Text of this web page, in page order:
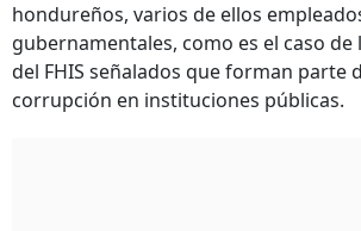
hondureños, varios de ellos
gubernamentales, como es el caso
del FHIS señalados que forman parte
corrupción en instituciones públicas.